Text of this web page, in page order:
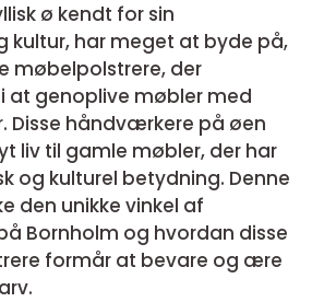
ø kendt for sin
kultur, har meget at byde på,
møbelpolstrere, der
at genoplive møbler med
Disse håndværkere på øen
liv til gamle møbler, der har
og kulturel betydning. Denne
den unikke vinkel af
Bornholm og hvordan disse
formår at bevare og ære